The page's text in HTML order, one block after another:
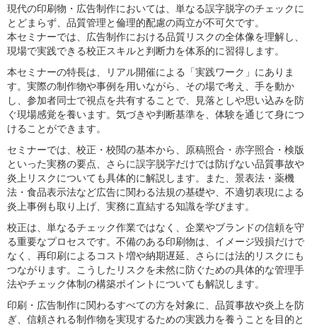
現代の印刷物・広告制作においては、単なる誤字脱字のチェックに
とどまらず、品質管理と倫理的配慮の両立が不可欠です。
本セミナーでは、広告制作における品質リスクの全体像を理解し、
現場で実践できる校正スキルと判断力を体系的に習得します。
本セミナーの特長は、リアル開催による「実践ワーク」にありま
す。実際の制作物や事例を用いながら、その場で考え、手を動か
し、参加者同士で視点を共有することで、見落としや思い込みを防
ぐ現場感覚を養います。気づきや判断基準を、体験を通じて身につ
けることができます。
セミナーでは、校正・校閲の基本から、原稿照合・赤字照合・検版
といった実務の要点、さらに誤字脱字だけでは防げない品質事故や
炎上リスクについても具体的に解説します。また、景表法・薬機
法・食品表示法など広告に関わる法規の基礎や、不適切表現による
炎上事例も取り上げ、実務に直結する知識を学びます。
校正は、単なるチェック作業ではなく、企業やブランドの信頼を守
る重要なプロセスです。不備のある印刷物は、イメージ毀損だけで
なく、再印刷によるコスト増や納期遅延、さらには法的リスクにも
つながります。こうしたリスクを未然に防ぐための具体的な管理手
法やチェック体制の構築ポイントについても解説します。
印刷・広告制作に関わるすべての方を対象に、品質事故や炎上を防
ぎ、信頼される制作物を実現するための実践力を養うことを目的と